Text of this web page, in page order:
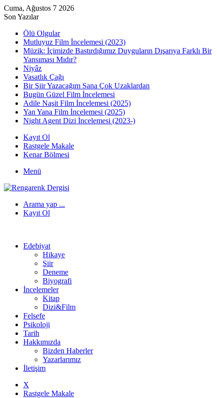
Cuma, Ağustos 7 2026
Son Yazılar
Ölü Olgular
Mutluyuz Film İncelemesi (2023)
Müzik: İçimizde Bastırdığımız Duyguların Dışarıya Farklı Bir
Yansıması Mıdır?
Niyâz
Vasatlık Çağı
Bir Şiir Yazacağım Sana Çok Uzaklardan
Bugün Güzel Film İncelemesi
Adile Naşit Film İncelemesi (2025)
Yan Yana Film İncelemesi (2025)
Night Agent Dizi İncelemesi (2023-)
Kayıt Ol
Rastgele Makale
Kenar Bölmesi
Menü
Arama yap ...
Kayıt Ol
Edebiyat
Hikaye
Şiir
Deneme
Biyografi
İncelemeler
Kitap
Dizi&Film
Felsefe
Psikoloji
Tarih
Hakkımızda
Bizden Haberler
Yazarlarımız
İletişim
X
Rastgele Makale